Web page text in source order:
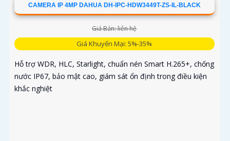
CAMERA IP 4MP DAHUA DH-IPC-HDW3449T-ZS-IL-BLACK
Giá Bán: liên hệ
Giá Khuyến Mại: 5%-35%
Hỗ trợ WDR, HLC, Starlight, chuẩn nén Smart H.265+, chống
nước IP67, bảo mật cao, giám sát ổn định trong điều kiện
khắc nghiệt